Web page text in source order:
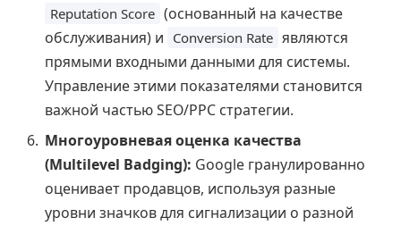
Reputation Score (основанный на качестве
обслуживания) и Conversion Rate являются
прямыми входными данными для системы.
Управление этими показателями становится
важной частью SEO/PPC стратегии.
Многоуровневая оценка качества
(Multilevel Badging): Google гранулированно
оценивает продавцов, используя разные
уровни значков для сигнализации о разной